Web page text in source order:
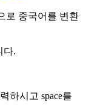
로 중국어를 변환
다.
하시고 space를